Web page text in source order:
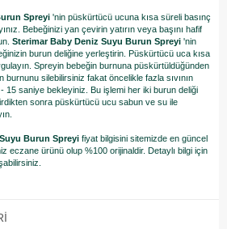
Spreyi 'nin püskürtücü ucuna kısa süreli basınç
Bebeğinizi yan çevirin yatırın veya başını hafif
Sterimar Baby Deniz Suyu Burun Spreyi 'nin
burun deliğine yerleştirin. Püskürtücü uca kısa
Spreyin bebeğin burnuna püskürtüldüğünden
burnunu silebilirsiniz fakat öncelikle fazla sıvının
- 15 saniye bekleyiniz. Bu işlemi her iki burun deliği
sonra püskürtücü ucu sabun ve su ile
Burun Spreyi fiyat bilgisini sitemizde en güncel
eczane ürünü olup %100 orijinaldir. Detaylı bilgi için